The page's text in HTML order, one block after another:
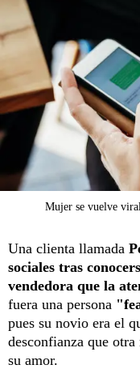
Mujer se vuelve
Una clienta llamada
sociales tras
vendedora que la
fuera una persona
pues su novio era el
desconfianza que
su amor.